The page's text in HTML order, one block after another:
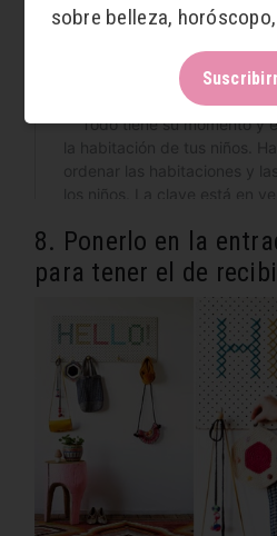
8. Ponerlo en la
para tener el de
sobre belleza,